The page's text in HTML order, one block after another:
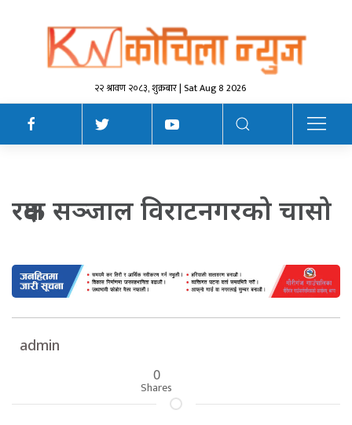
२२ श्रावण २०८३, शुक्रबार | Sat Aug 8 2026
रक्षक सञ्जाल विराटनगरको चासो
admin
0
Shares